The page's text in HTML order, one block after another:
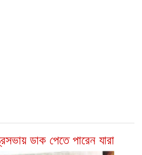
ডাক পেতে পারেন যারা